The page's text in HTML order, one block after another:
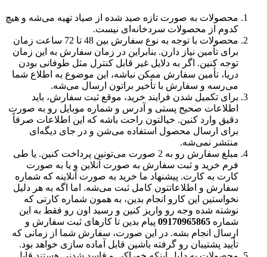
محصولات به صورت تازه صید شده از صیاد تهیه می‌‌شه و هیچ
کدوم از محصولات سردخانه‌‌ای نیست.
محصولات با توجه به نوع سفارش بین 48 تا 72 ساعت زمان
برای تأمین نیاز دارن. بنابراین در زمان سفارش به این زمان
توجه کنین. اگر به دلایل غیر قابل کنترل مثل طوفانی بودن
دریا، تأمین سفارش ممکن نباشه، این موضوع به اطلاع شما
می‌‌رسه و سفارش با تأخیر براتون ارسال می‌‌شه.
برای تکمیل شدن فرایند خرید، موقع ثبت سفارش، باید
اطلاعات صحیح پستی و آدرس و شماره موبایل رو به صورت
دقیق وارد کنین. خیالتون راحت باشه که این اطلاعات صرفاً
برای ارسال محصول استفاده می‌‌شن و در جای دیگه‌‌ای
منتشر نمی‌‌شه.
مبلغ سفارش رو به 2 صورت می‌‌تونین پرداخت کنین. یا طی
فرم خرید و ثبت سفارش به صورت آنلاین و یا به صورت
کارت به کارت. پیشنهاد ما خرید به صورت آنلاینه که شماره
سفارش و اطلاعاتتون کامل ثبت می‌‌شه. اما اگه به هر دلیل
نخواستین این کارو انجام بدین، به همون شماره کارتی که
نوشته شده وجه رو واریز کنین و رسید اون رو فقط به این
شماره 09170965865 پیام بدین تا کارهای ثبت سفارش و
ارسال انجام بشه. در این صورت، سفارش شما از زمانی که
تأیید پشتیبان رو گرفته باشین قابل آماده سازی خواهد بود.